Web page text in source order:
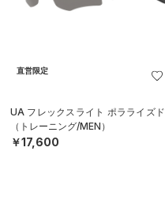
直営限定
UA フレックスライト ポラライズド
（トレーニング/MEN）
￥17,600